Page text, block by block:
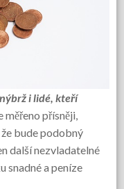
i lidé, kteří
měřeno přísněji,
bude podobný
další nezvladatelné
snadné a peníze